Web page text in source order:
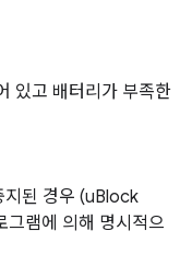
있고 배터리가 부족한
지된 경우 (uBlock
램에 의해 명시적으